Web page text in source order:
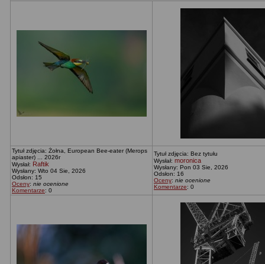
Tytuł zdjęcia: Żołna, European Bee-eater (Merops
apiaster) ... 2026r
Wysłał: Raftik
Wysłany: Wto 04 Sie, 2026
Odsłon: 15
Oceny: nie ocenione
Komentarze: 0
Tytuł zdjęcia: Bez tytułu
Wysłał: moronica
Wysłany: Pon 03 Sie, 2026
Odsłon: 16
Oceny: nie ocenione
Komentarze: 0